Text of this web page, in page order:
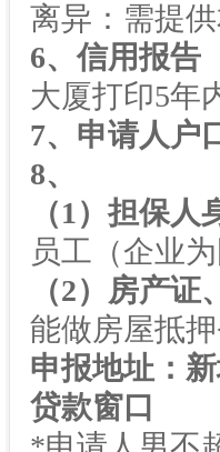
离异：需提
6、信用报告
大厦打印5年
7、申请人户
8、
（1）担保人
员工（企业
（2）房产证
能做房屋抵
申报地址：
贷款窗口